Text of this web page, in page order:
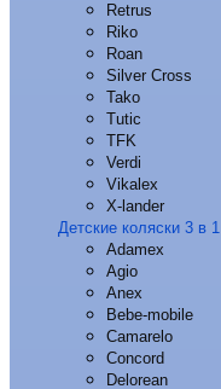
Retrus
Riko
Roan
Silver Cross
Tako
Tutic
TFK
Verdi
Vikalex
X-lander
Детские коляски 3 в 1
Adamex
Agio
Anex
Bebe-mobile
Camarelo
Concord
Delorean